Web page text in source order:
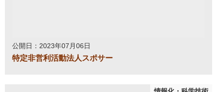
公開日：2023年07月06日
特定非営利活動法人スポサー